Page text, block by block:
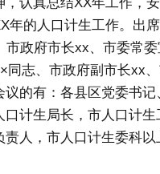
年的人口计生工作。出
市政府市长xx、市委常
同志、市政府副市长xx
议的有：各县区党委书记
口计生局长，市人口计生
责人，市人口计生委科以